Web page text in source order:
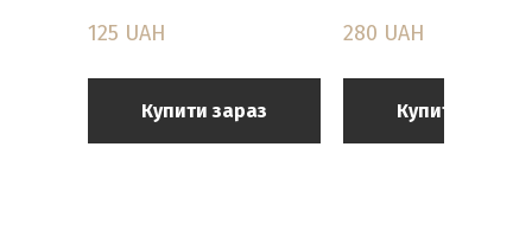
125 UAH
Купити зараз
280 UAH
Купити зараз